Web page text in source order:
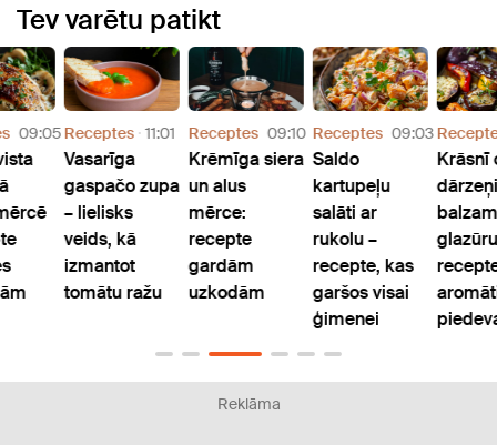
Tev varētu patikt
09:05 Receptes 11:01
Vasarīga
gaspačo zupa
– lielisks
veids, kā
izmantot
tomātu ražu
Receptes 09:10
Krēmīga siera
un alus
mērce:
recepte
gardām
uzkodām
Receptes 09:03
Saldo
kartupeļu
salāti ar
rukolu –
recepte, kas
garšos visai
ģimenei
Krāsnī
Reklāma